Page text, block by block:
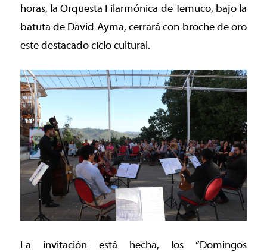
horas, la Orquesta Filarmónica de Temuco, bajo la
batuta de David Ayma, cerrará con broche de oro
este destacado ciclo cultural.
La invitación está hecha, los “Domingos